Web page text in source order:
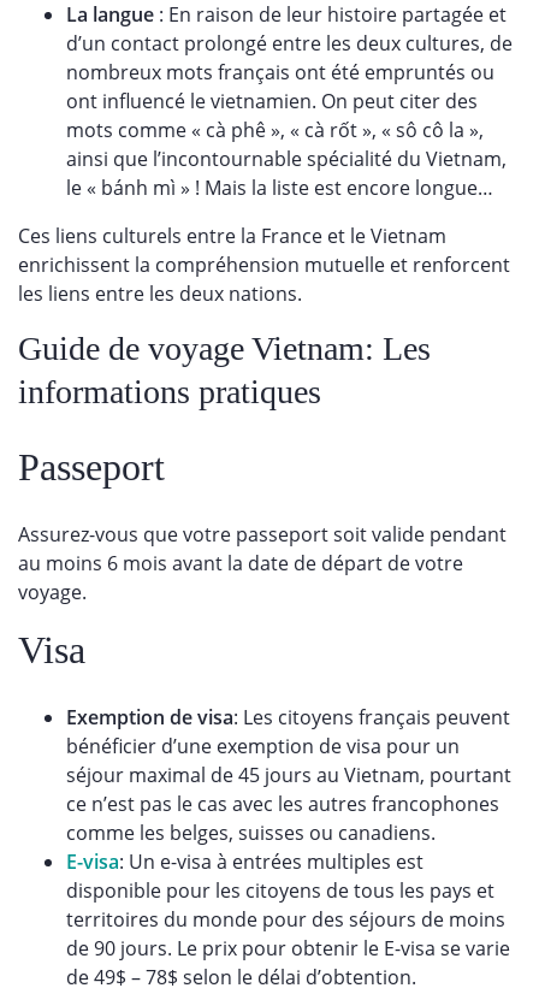
La langue : En raison de leur histoire partagée et
d’un contact prolongé entre les deux cultures, de
nombreux mots français ont été empruntés ou
ont influencé le vietnamien. On peut citer des
mots comme « cà phê », « cà rốt », « sô cô la »,
ainsi que l’incontournable spécialité du Vietnam,
le « bánh mì » ! Mais la liste est encore longue…
Ces liens culturels entre la France et le Vietnam
enrichissent la compréhension mutuelle et renforcent
les liens entre les deux nations.
Guide de voyage Vietnam: Les
informations pratiques
Passeport
Assurez-vous que votre passeport soit valide pendant
au moins 6 mois avant la date de départ de votre
voyage.
Visa
Exemption de visa: Les citoyens français peuvent
bénéficier d’une exemption de visa pour un
séjour maximal de 45 jours au Vietnam, pourtant
ce n’est pas le cas avec les autres francophones
comme les belges, suisses ou canadiens.
E-visa: Un e-visa à entrées multiples est
disponible pour les citoyens de tous les pays et
territoires du monde pour des séjours de moins
de 90 jours. Le prix pour obtenir le E-visa se varie
de 49$ – 78$ selon le délai d’obtention.